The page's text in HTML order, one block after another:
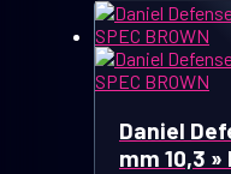
Daniel
mm 10,3 »